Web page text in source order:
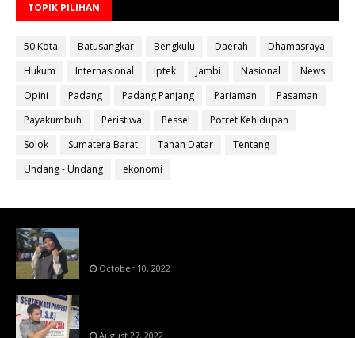
TOPIK PILIHAN
50 Kota Batusangkar Bengkulu Daerah
Dhamasraya
Hukum
Internasional Iptek Jambi Nasional
News
Opini
Padang Padang Panjang Pariaman
Pasaman
Payakumbuh
Peristiwa Pessel
Potret Kehidupan
Solok
Sumatera Barat Tanah Datar
Tentang
Undang - Undang
ekonomi
October 10, 2022
August 27, 2022